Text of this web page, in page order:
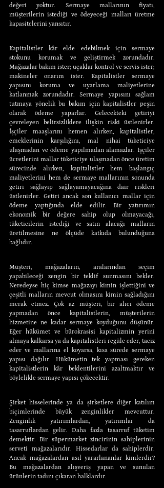
değeri yoktur. Sermaye mallarının fiyatı,
müşterilerin istediği ve ödeyeceği malları üretme
kapasitelerini yansıtır.
Kapitalistler kâr elde edebilmek için sermaye
stokunu korumak ve geliştirmek zorundadır.
Mağazalar bakım ister; uçaklar kontrol ve servis ister;
makineler onarım ister. Kapitalistler sermaye
yapısını koruma ve uyarlama maliyetlerine
katlanmak zorundadır. Sermaye yapısını sağlam
tutmaya yönelik bu bakım için kapitalistler peşin
olarak ödeme yaparlar. Gelecekteki getiriyi
çevreleyen belirsizliklere ilişkin riski üstlenirler.
İşçiler maaşlarını hemen alırken, kapitalistler,
emeklerinin karşılığını, mal nihai tüketiciye
ulaşmadan ve ödeme yapılmadan alamazlar. İşçiler
ücretlerini mallar tüketiciye ulaşmadan önce üretim
sürecinde alırken, kapitalistler hem başlangıç
maliyetlerini hem de sermaye mallarının sonunda
getiri sağlayıp sağlayamayacağına dair riskleri
üstlenirler. Getiri ancak son kullanıcı mallar için
ödeme yaptığında elde edilir. Bir yatırımın
ekonomik bir değere sahip olup olmayacağı,
tüketicilerin istediği ve satın alacağı malların
üretilmesine ne ölçüde katkıda bulunduğuna
bağlıdır.
Müşteri, mağazaların, aralarından seçim
yapabileceği zengin bir teklif sunmasını bekler.
Neredeyse hiç kimse mağazayı kimin işlettiğini ve
çeşitli malların mevcut olmasını kimin sağladığını
merak etmez. Çok az müşteri, bir alıcı ödeme
yapmadan önce kapitalistlerin, müşterilerin
hizmetine ne kadar sermaye koyduğunu düşünür.
Eğer hükümet ve bürokrasisi kapitalizmin yerini
almaya kalkarsa ya da kapitalistleri regüle eder, taciz
eder ve mallarına el koyarsa, kısa sürede sermaye
yapısı dağılır. Hükümetin tek yapması gereken
kapitalistlerin kâr beklentilerini azaltmaktır ve
böylelikle sermaye yapısı çökecektir.
Şirket hisselerinde ya da şirketlere diğer katılım
biçimlerinde büyük zenginlikler mevcuttur.
Zenginlik yatırımlardan, yatırımlar da
tasarruflardan gelir. Daha fazla tasarruf tüketim
demektir. Bir süpermarket zincirinin sahiplerinin
serveti mağazalarıdır. Hissedarlar da sahiplerdir.
Ancak mağazalardan asıl yararlananlar kimlerdir?
Bu mağazalardan alışveriş yapan ve sunulan
ürünlerin tadını çıkaran halklardır.